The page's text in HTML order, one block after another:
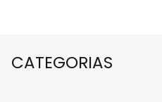
CATEGORIAS